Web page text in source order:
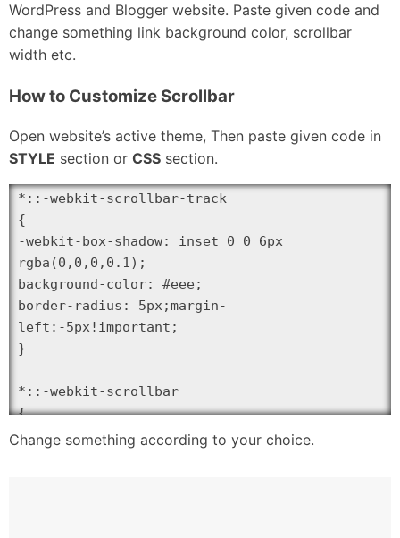
WordPress and Blogger website. Paste given code and
change something link background color, scrollbar
width etc.
How to Customize Scrollbar
Open website’s active theme, Then paste given code in
STYLE section or CSS section.
*::-webkit-scrollbar-track
{
-webkit-box-shadow: inset 0 0 6px
rgba(0,0,0,0.1);
background-color: #eee;
border-radius: 5px;margin-
left:-5px!important;
}
*::-webkit-scrollbar
{
width: 5px;
Change something according to your choice.